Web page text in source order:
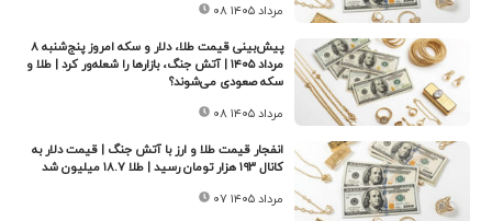
۰۸ مرداد ۱۴۰۵
پیش‌بینی قیمت طلا، دلار و سکه امروز پنج‌شنبه ۸
مرداد ۱۴۰۵ | آتش جنگ، بازارها را شعله‌ور کرد | طلا و
سکه صعودی می‌شوند؟
۰۸ مرداد ۱۴۰۵
انفجار قیمت‌ طلا و ارز با آتش جنگ | قیمت دلار به
کانال ۱۹۳ هزار تومان رسید | طلا ۱۸.۷ میلیون شد
۰۷ مرداد ۱۴۰۵